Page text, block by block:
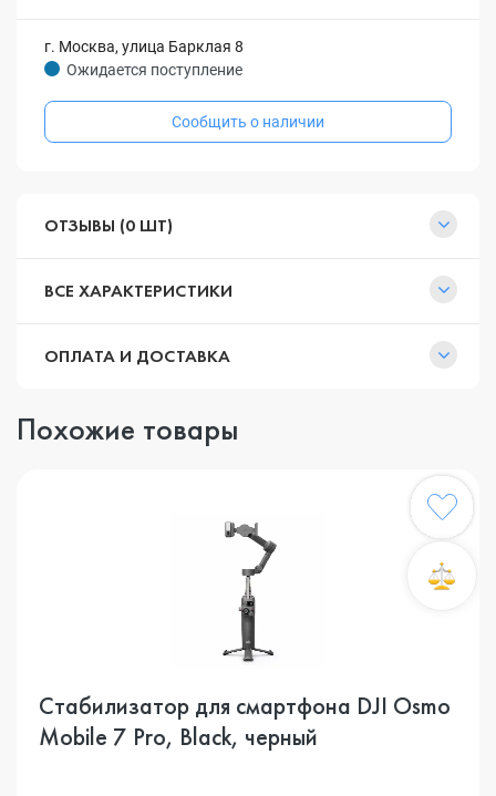
г. Москва, улица Барклая 8
Ожидается поступление
Сообщить о наличии
ОТЗЫВЫ (0 ШТ)
ВСЕ ХАРАКТЕРИСТИКИ
ОПЛАТА И ДОСТАВКА
Похожие товары
Cтабилизатор для смартфона DJI Osmo
Mobile 7 Pro, Black, черный